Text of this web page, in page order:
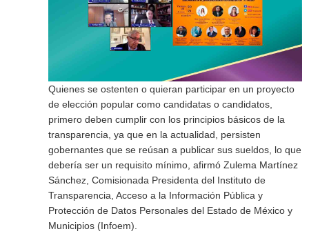
Quienes se ostenten o quieran participar en un proyecto
de elección popular como candidatas o candidatos,
primero deben cumplir con los principios básicos de la
transparencia, ya que en la actualidad, persisten
gobernantes que se reúsan a publicar sus sueldos, lo que
debería ser un requisito mínimo, afirmó Zulema Martínez
Sánchez, Comisionada Presidenta del Instituto de
Transparencia, Acceso a la Información Pública y
Protección de Datos Personales del Estado de México y
Municipios (Infoem).